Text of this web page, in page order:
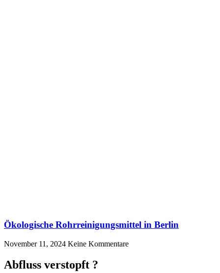
Ökologische Rohrreinigungsmittel in Berlin
November 11, 2024 Keine Kommentare
Abfluss verstopft ?